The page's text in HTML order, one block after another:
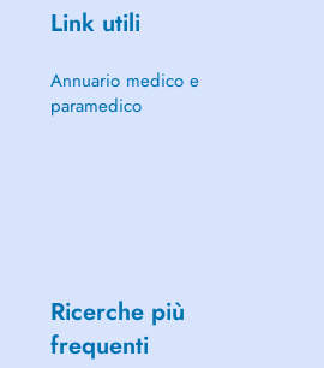
Link utili
Annuario medico e
paramedico
Ricerche più
frequenti